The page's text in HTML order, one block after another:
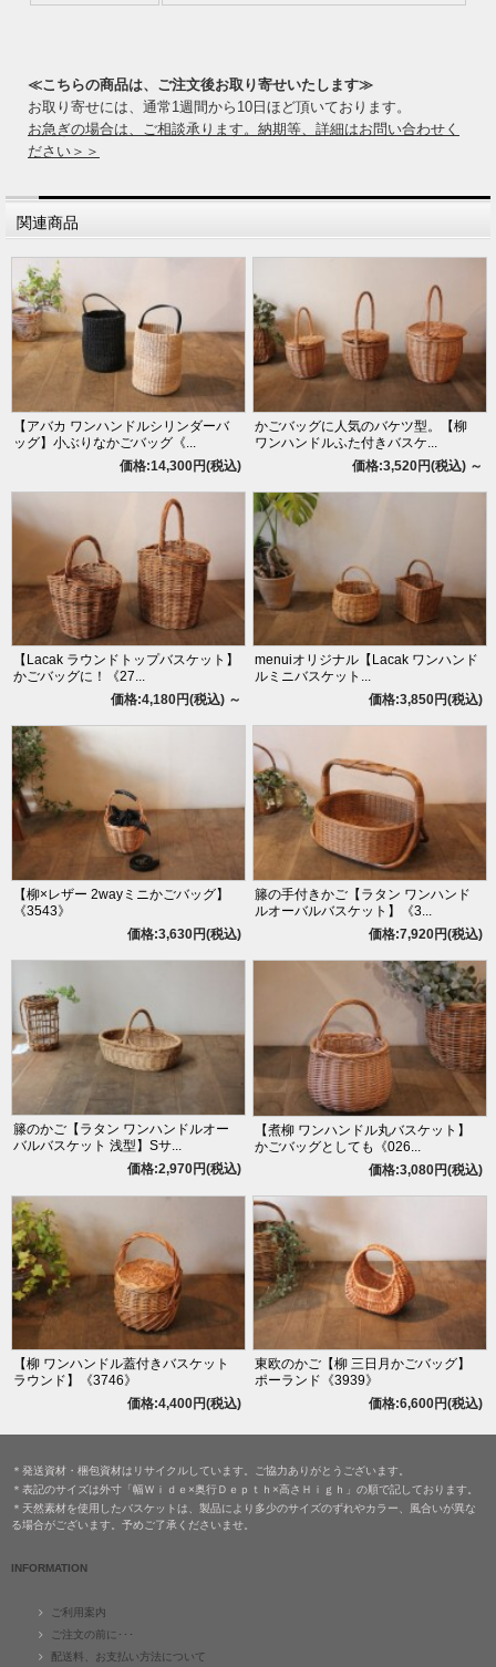
≪こちらの商品は、ご注文後お取り寄せいたします≫
お取り寄せには、通常1週間から10日ほど頂いております。
お急ぎの場合は、ご相談承ります。納期等、詳細はお問い合わせく
ださい＞＞
関連商品
【アバカ ワンハンドルシリンダーバ
ッグ】小ぶりなかごバッグ《...
価格:14,300円(税込)
かごバッグに人気のバケツ型。【柳
ワンハンドルふた付きバスケ...
価格:3,520円(税込) ～
【Lacak ラウンドトップバスケット】
かごバッグに！《27...
価格:4,180円(税込) ～
menuiオリジナル【Lacak ワンハンド
ルミニバスケット...
価格:3,850円(税込)
【柳×レザー 2wayミニかごバッグ】
《3543》
価格:3,630円(税込)
籐の手付きかご【ラタン ワンハンド
ルオーバルバスケット】《3...
価格:7,920円(税込)
籐のかご【ラタン ワンハンドルオー
バルバスケット 浅型】Sサ...
価格:2,970円(税込)
【煮柳 ワンハンドル丸バスケット】
かごバッグとしても《026...
価格:3,080円(税込)
【柳 ワンハンドル蓋付きバスケット
ラウンド】《3746》
価格:4,400円(税込)
東欧のかご【柳 三日月かごバッグ】
ポーランド《3939》
価格:6,600円(税込)
＊発送資材・梱包資材はリサイクルしています。ご協力ありがとうございます。
＊表記のサイズは外寸「幅Ｗｉｄｅ×奥行Ｄｅｐｔｈ×高さＨｉｇｈ」の順で記しております。
＊天然素材を使用したバスケットは、製品により多少のサイズのずれやカラー、風合いが異な
る場合がございます。予めご了承くださいませ。
INFORMATION
ご利用案内
ご注文の前に･･･
配送料、お支払い方法について